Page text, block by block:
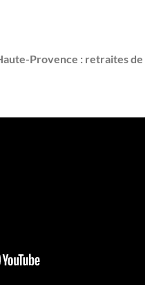
Provence : retraites de